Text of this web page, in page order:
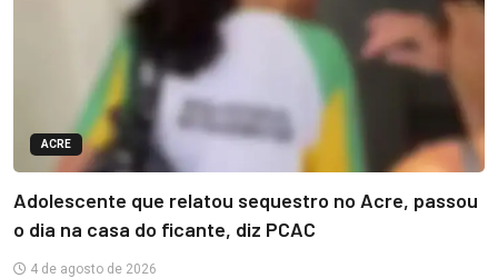
ACRE
Adolescente que relatou sequestro no Acre, passou
o dia na casa do ficante, diz PCAC
4 de agosto de 2026